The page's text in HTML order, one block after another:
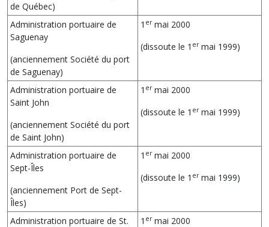
de Québec)
Administration portuaire de
Saguenay
(anciennement Société du port
de Saguenay)
1 ermai 2000
(dissoute le 1 ermai 1999)
Administration portuaire de
Saint John
(anciennement Société du port
de Saint John)
1 ermai 2000
(dissoute le 1 ermai 1999)
Administration portuaire de
Sept-Îles
(anciennement Port de Sept-
Îles)
1 ermai 2000
(dissoute le 1 ermai 1999)
Administration portuaire de St.
1 ermai 2000